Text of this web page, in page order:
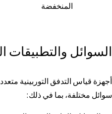
المنخفضة
السوائل والتطبيقات
أجهزة قياس التدفق التوربينية
سوائل مختلفة، بما في ذلك: